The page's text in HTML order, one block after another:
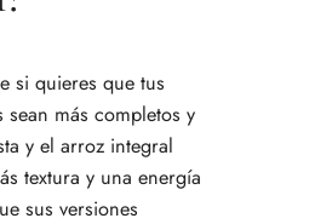
si quieres que tus
sean más completos y
y el arroz integral
textura y una energía
sus versiones